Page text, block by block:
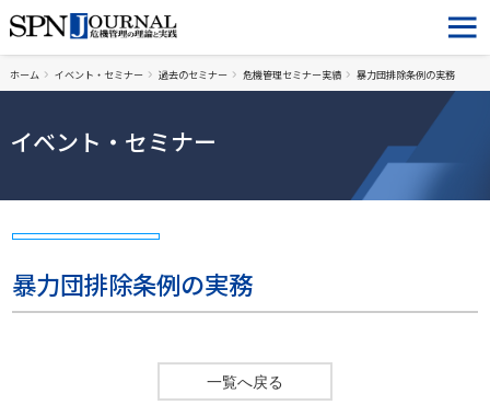
ホーム イベント・セミナー 過去のセミナー 危機管理セミナー実績 暴力団排除条例の実務
イベント・セミナー
暴力団排除条例の実務
一覧へ戻る